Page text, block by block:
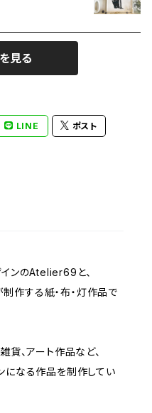
見る
LINE ポスト
インのAtelier69と、
作する紙・布・灯作品で
貨、アート作品など、
になる作品を制作してい